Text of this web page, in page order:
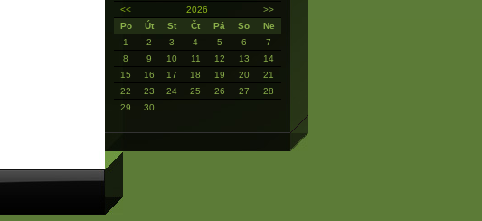
<<
2026
>>
Po
Út St Čt Pá So
Ne
1
2 3 4 5 6
7
8
9 10 11 12 13
14
15
16 17 18 19 20
21
22
23 24 25 26 27
28
29
30